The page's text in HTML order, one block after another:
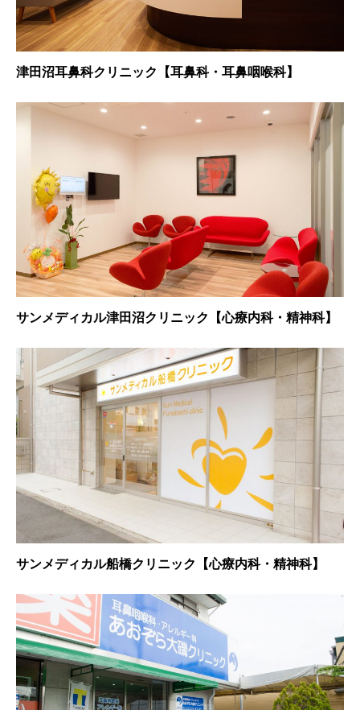
津田沼耳鼻科クリニック【耳鼻科・耳鼻咽喉科】
サンメディカル津田沼クリニック【心療内科・精神科】
サンメディカル船橋クリニック【心療内科・精神科】